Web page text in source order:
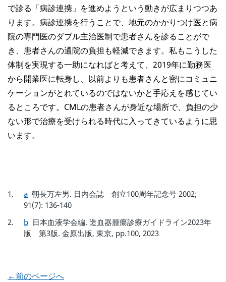
で診る「病診連携」を進めようという動きが広まりつつあ
ります。病診連携を行うことで、地元のかかりつけ医と病
院の専門医のダブル主治医制で患者さんを診ることがで
き、患者さんの通院の負担も軽減できます。私もこうした
体制を実現する一助になればと考えて、2019年に勤務医
から開業医に転身し、以前よりも患者さんと密にコミュニ
ケーションがとれているのではないかと手応えを感じてい
るところです。CMLの患者さんが身近な場所で、負担の少
ない形で治療を受けられる時代に入ってきているように思
います。
a 朝長万左男. 日内会誌 創立100周年記念号 2002;
91(7): 136-140
b 日本血液学会編. 造血器腫瘍診療ガイドライン2023年
版 第3版. 金原出版, 東京, pp.100, 2023
←前のページへ